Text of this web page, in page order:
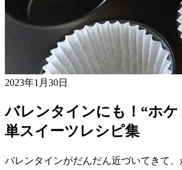
2023年1月30日
バレンタインにも！“ホケ
単スイーツレシピ集
バレンタインがだんだん近づいてきて